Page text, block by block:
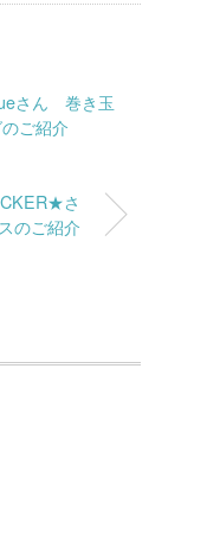
さん 巻き玉
ご紹介
さ
のご紹介